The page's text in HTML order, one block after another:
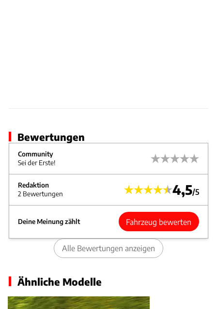
Bewertungen
Community
Sei der Erste!
Redaktion
2 Bewertungen
4,5/5
Deine Meinung zählt Fahrzeug bewerten
Alle Bewertungen anzeigen
Ähnliche Modelle